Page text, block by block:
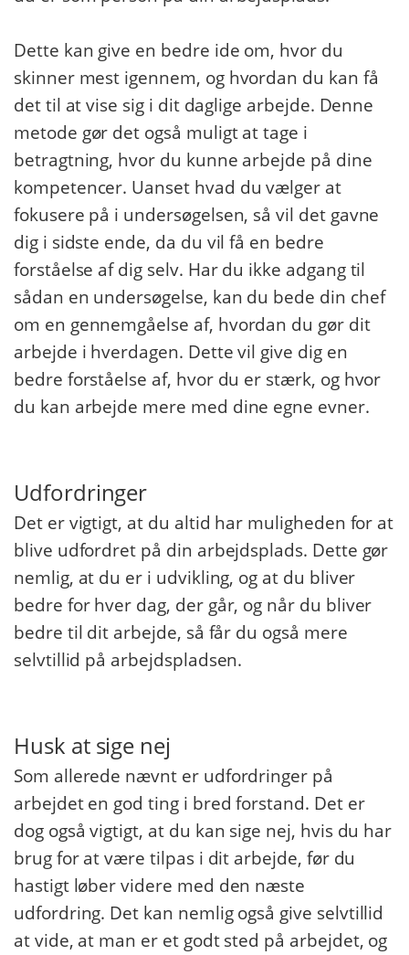
Dette kan give en bedre ide om, hvor du
skinner mest igennem, og hvordan du kan få
det til at vise sig i dit daglige arbejde. Denne
metode gør det også muligt at tage i
betragtning, hvor du kunne arbejde på dine
kompetencer. Uanset hvad du vælger at
fokusere på i undersøgelsen, så vil det gavne
dig i sidste ende, da du vil få en bedre
forståelse af dig selv. Har du ikke adgang til
sådan en undersøgelse, kan du bede din chef
om en gennemgåelse af, hvordan du gør dit
arbejde i hverdagen. Dette vil give dig en
bedre forståelse af, hvor du er stærk, og hvor
du kan arbejde mere med dine egne evner.
Udfordringer
Det er vigtigt, at du altid har muligheden for at
blive udfordret på din arbejdsplads. Dette gør
nemlig, at du er i udvikling, og at du bliver
bedre for hver dag, der går, og når du bliver
bedre til dit arbejde, så får du også mere
selvtillid på arbejdspladsen.
Husk at sige nej
Som allerede nævnt er udfordringer på
arbejdet en god ting i bred forstand. Det er
dog også vigtigt, at du kan sige nej, hvis du har
brug for at være tilpas i dit arbejde, før du
hastigt løber videre med den næste
udfordring. Det kan nemlig også give selvtillid
at vide, at man er et godt sted på arbejdet, og